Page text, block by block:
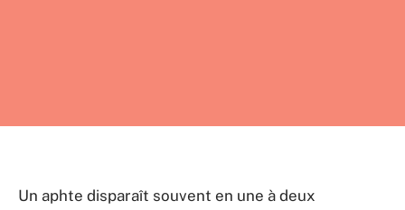
Un aphte disparaît souvent en une à deux